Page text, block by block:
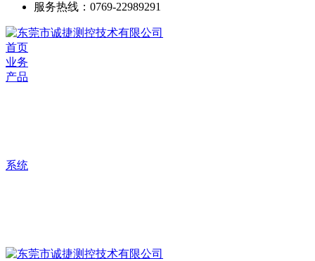
服务热线：0769-22989291
首页
业务
产品
系统